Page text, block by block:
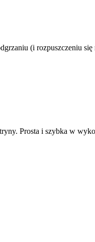
(i rozpuszczeniu się
Prosta i szybka w